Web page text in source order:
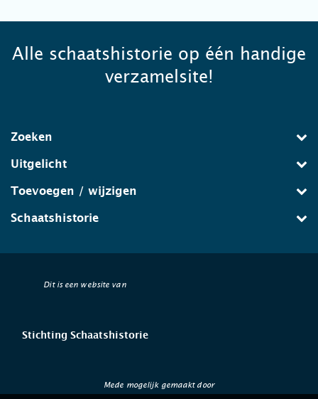
Alle schaatshistorie op één handige
verzamelsite!
Zoeken
Uitgelicht
Toevoegen / wijzigen
Schaatshistorie
Dit is een website van
Stichting Schaatshistorie
Mede mogelijk gemaakt door